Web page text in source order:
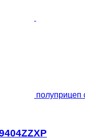
полуприцеп